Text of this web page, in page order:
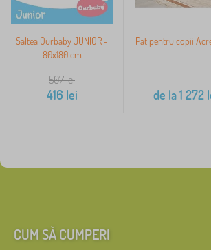
Saltea Ourbaby JUNIOR -
80x180 cm
507lei
416 lei
Pat pentru copii
de la1 272
CUM SĂ CUMPERI